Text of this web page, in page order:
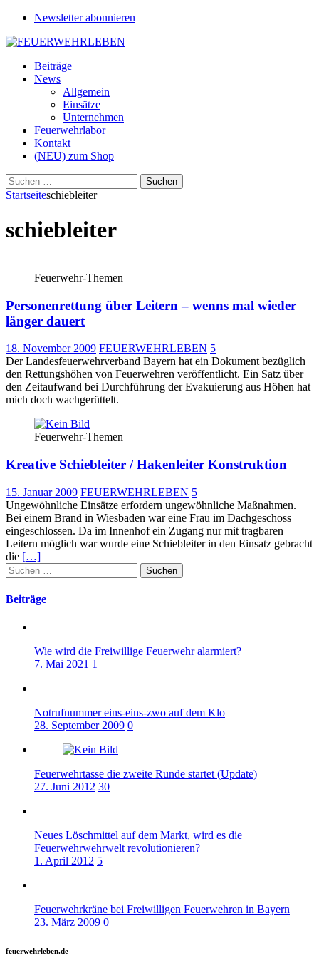
Newsletter abonnieren
Beiträge
News
Allgemein
Einsätze
Unternehmen
Feuerwehrlabor
Kontakt
(NEU) zum Shop
Suchen
nach:
Startseiteschiebleiter
schiebleiter
Feuerwehr-Themen
Personenrettung über Leitern – wenns mal wieder
länger dauert
18. November 2009 FEUERWEHRLEBEN 5
Der Landesfeuerwehrverband Bayern hat ein Dokument bezüglich
den Rettungshöhen von Feuerwehren veröffentlicht. Ein Satz über
den Zeitaufwand bei Durchführung der Evakuierung aus Höhen hat
mich doch wachgerüttelt.
Feuerwehr-Themen
Kreative Schiebleiter / Hakenleiter Konstruktion
15. Januar 2009 FEUERWEHRLEBEN 5
Ungewöhnliche Einsätze erfordern ungewöhnliche Maßnahmen.
Bei einem Brand in Wiesbaden war eine Frau im Dachgeschoss
eingeschlossen. Da im Innenhof ein Zugang nur mit tragbaren
Leitern möglich war wurde eine Schiebleiter in den Einsatz gebracht
die […]
Suchen
nach:
Beiträge
Wie wird die Freiwillige Feuerwehr alarmiert?
7. Mai 2021 1
Notrufnummer eins-eins-zwo auf dem Klo
28. September 2009 0
Feuerwehrtasse die zweite Runde startet (Update)
27. Juni 2012 30
Neues Löschmittel auf dem Markt, wird es die
Feuerwehrwehrwelt revolutionieren?
1. April 2012 5
Feuerwehrkräne bei Freiwilligen Feuerwehren in Bayern
23. März 2009 0
feuerwehrleben.de